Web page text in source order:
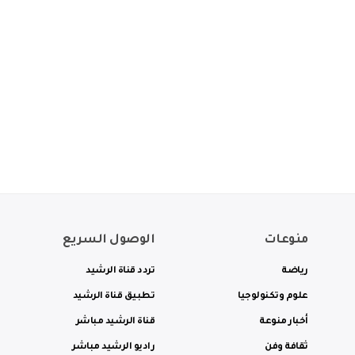
منوعات
رياضة
علوم وتكنولوجيا
أخبار منوعة
ثقافة وفن
الوصول السريع
تردد قناة الرشيد
تطبيق قناة الرشيد
قناة الرشيد مباشر
راديو الرشيد مباشر